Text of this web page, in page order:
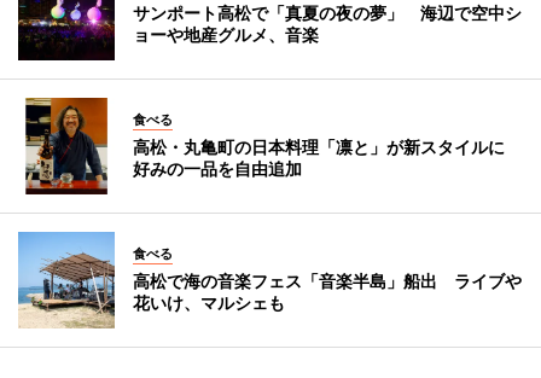
サンポート高松で「真夏の夜の夢」 海辺で空中シ
ョーや地産グルメ、音楽
食べる
高松・丸亀町の日本料理「凛と」が新スタイルに
好みの一品を自由追加
食べる
高松で海の音楽フェス「音楽半島」船出 ライブや
花いけ、マルシェも